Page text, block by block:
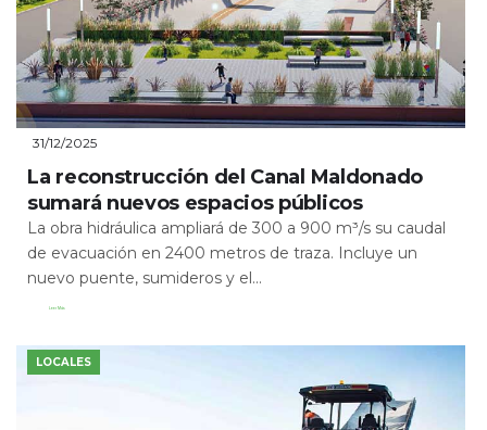
31/12/2025
La reconstrucción del Canal Maldonado
sumará nuevos espacios públicos
La obra hidráulica ampliará de 300 a 900 m³/s su caudal
de evacuación en 2400 metros de traza. Incluye un
nuevo puente, sumideros y el...
Leer Más
LOCALES